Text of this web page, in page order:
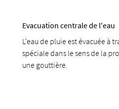
Evacuation centrale de l'eau
L'eau de pluie est évacuée à
spéciale dans le sens de la
une gouttière.